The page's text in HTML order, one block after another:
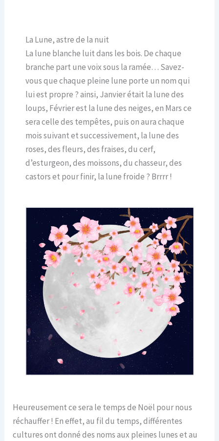
La Lune, astre de la nuit
La lune blanche luit dans les bois. De chaque
branche part une voix sous la ramée… Savez-
vous que chaque pleine lune porte un nom qui
lui est propre ? ainsi, Janvier était la lune des
loups, Février est la lune des neiges, en Mars ce
sera celle des tempêtes, puis on aura chaque
mois suivant et successivement, la lune des
roses, des fleurs, des fraises, du cerf,
d’esturgeon, des moissons, du chasseur, des
castors et pour finir, la lune froide ? Brrrr !
Heureusement ce sera le temps de Noël pour nous
réchauffer ! En effet, au fil du temps, différentes
cultures ont donné des noms aux pleines lunes et au